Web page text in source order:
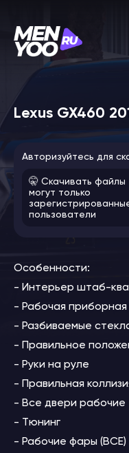
Lexus GX460
Авторизуйтесь для
🤫 Скачивать файлы
могут только
пользователи
Особенности:
- Интерьер штаб-
- Рабочая приборная
- Разбиваемые
- Правильное
- Руки на руле
- Правильная
- Все двери рабочие
- Тюнинг
- Рабочие фары (ВСЕ)